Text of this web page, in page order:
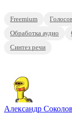
Freemium
Обработка аудио
Синтез речи
Александр Соколов